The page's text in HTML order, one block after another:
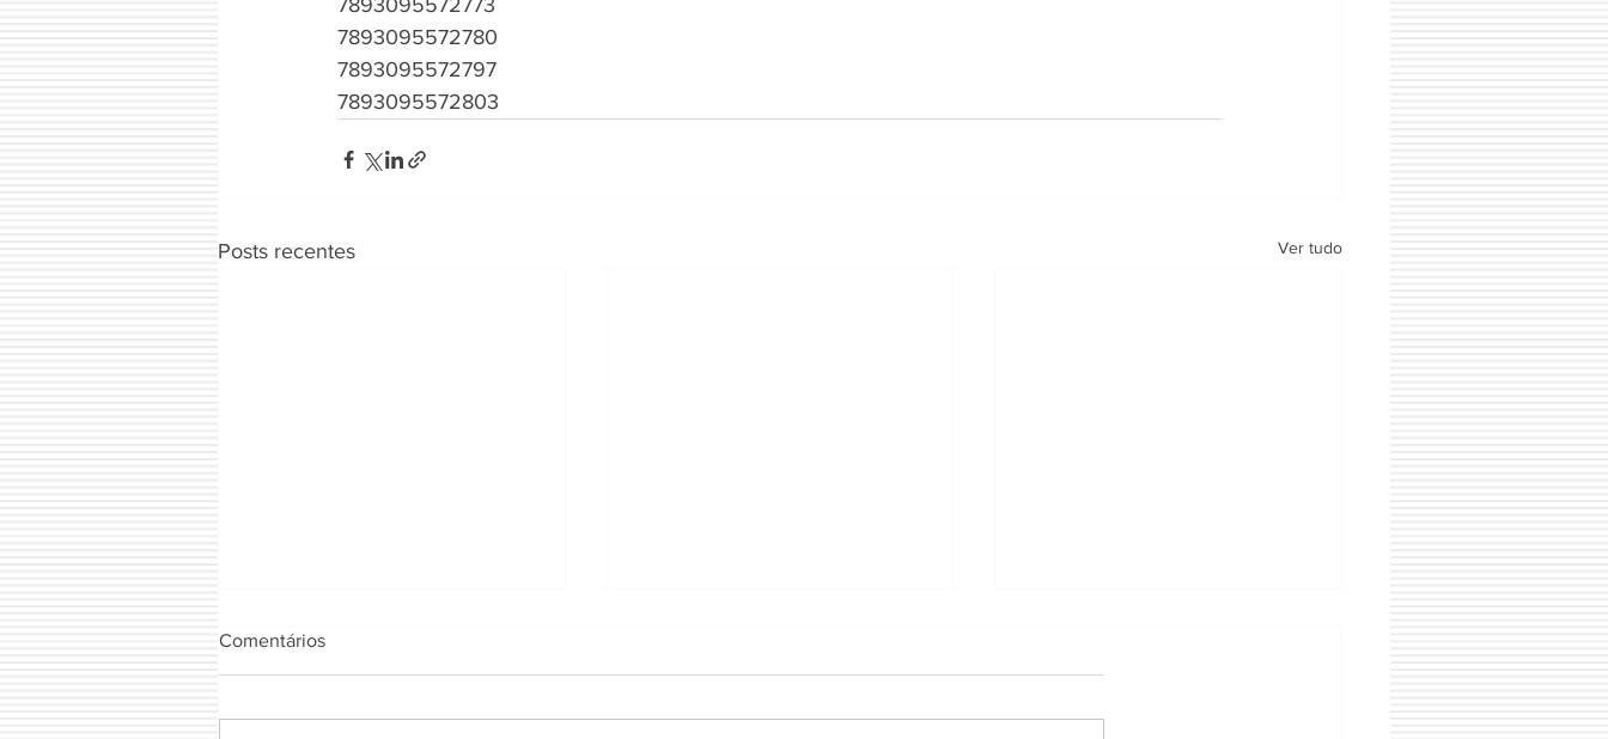
7893095572773
7893095572780
7893095572797
7893095572803
Posts recentes Ver tudo
Comentários